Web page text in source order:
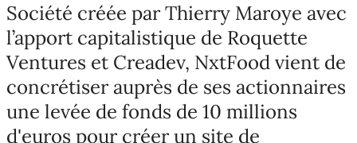
Société créée par Thierry Maroye avec
l’apport capitalistique de Roquette
Ventures et Creadev, NxtFood vient de
concrétiser auprès de ses actionnaires
une levée de fonds de 10 millions
d'euros pour créer un site de